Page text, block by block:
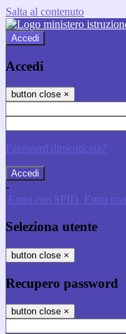
Salta al contenuto
Accedi
Accedi
button close ×
Password dimenticata?
-
Entra con SPID Entra
Seleziona utente
button close ×
Recupero password
button close ×